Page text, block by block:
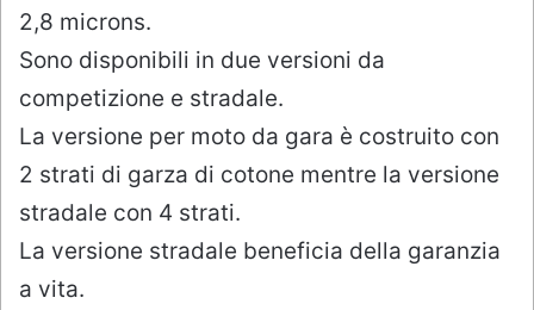
2,8 microns.
Sono disponibili in due versioni da
competizione e stradale.
La versione per moto da gara è costruito con
2 strati di garza di cotone mentre la versione
stradale con 4 strati.
La versione stradale beneficia della garanzia
a vita.